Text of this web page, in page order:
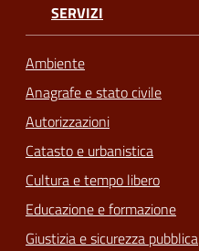
SERVIZI
Ambiente
Anagrafe e stato civile
Autorizzazioni
Catasto e urbanistica
Cultura e tempo libero
Educazione e formazione
Giustizia e sicurezza pubblica